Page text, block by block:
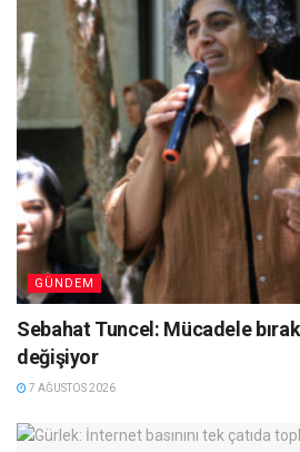
GÜNDEM
Sebahat Tuncel: Mücadele
değişiyor
7 AĞUSTOS 2026